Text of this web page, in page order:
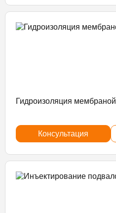
Гидроизоляция мембраной
Консультация